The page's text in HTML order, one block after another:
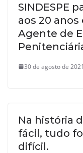
SINDESPE
aos 20
Agente de
30 de agosto de 2021
Na história
fácil, tudo
difícil.